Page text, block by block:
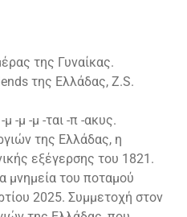
της Γυναίκας.
της Ελλάδας, Z.S.
-μ -μ -ται -π -ακυς.
της Ελλάδας, η
εξέγερσης του 1821.
μνημεία του ποταμού
2025. Συμμετοχή στον